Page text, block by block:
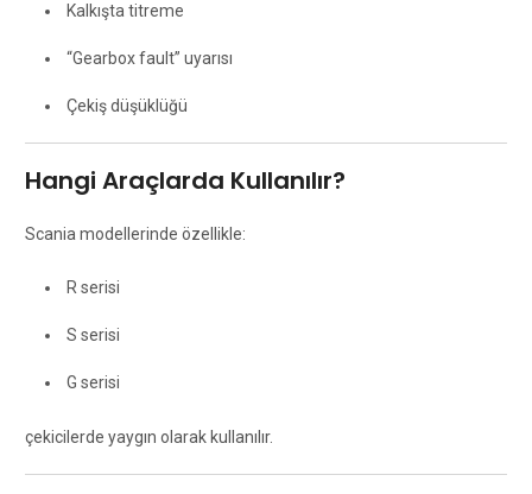
Kalkışta titreme
“Gearbox fault” uyarısı
Çekiş düşüklüğü
Hangi Araçlarda Kullanılır?
Scania modellerinde özellikle:
R serisi
S serisi
G serisi
çekicilerde yaygın olarak kullanılır.